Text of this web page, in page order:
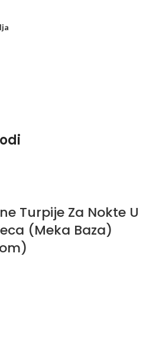
Turpije Za Nokte U
(Meka Baza)